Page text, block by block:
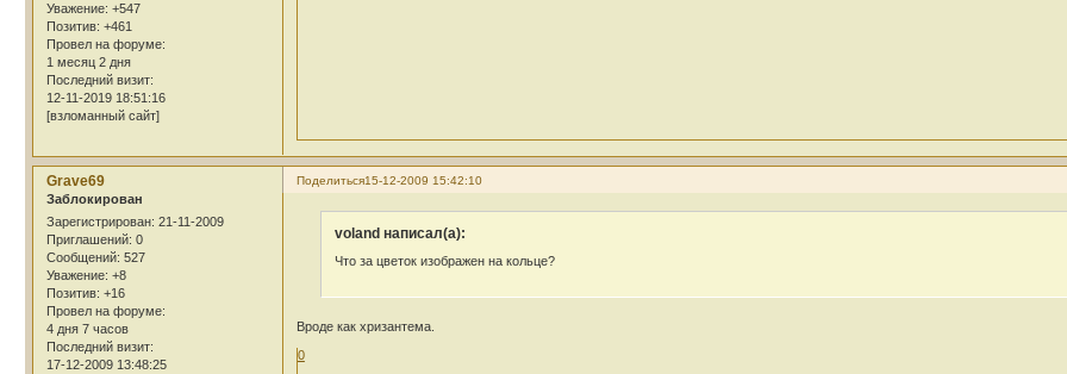
Уважение: +547
Позитив: +461
Провел на форуме:
1 месяц 2 дня
Последний визит:
12-11-2019 18:51:16
[взломанный сайт]
Поделиться15-12-2009 15:42:10
Grave69
Заблокирован
Зарегистрирован: 21-11-2009
Приглашений: 0
Сообщений: 527
Уважение: +8
Позитив: +16
Провел на форуме:
4 дня 7 часов
Последний визит:
17-12-2009 13:48:25
voland написал(а):
Что за цветок изображен на кольце?
Вроде как хризантема.
0